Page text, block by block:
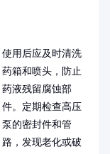
使用后应及时清洗
药箱和喷头，防止
药液残留腐蚀部
件。定期检查高压
泵的密封件和管
路，发现老化或破